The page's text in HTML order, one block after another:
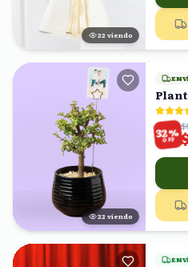
23 viendo
23 viendo
32%
OFF